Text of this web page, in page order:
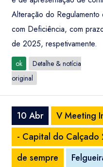
Alteração do
com Deficiência, com
de 2025, respetivamente.
ok
Detalhe & notícia
original
10 Abr
V Meeting
- Capital do
de sempre